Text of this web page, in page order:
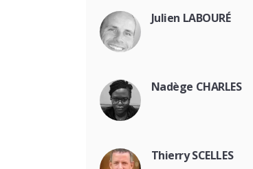
Julien LABOURÉ
Nadège CHARLES
Thierry SCELLES